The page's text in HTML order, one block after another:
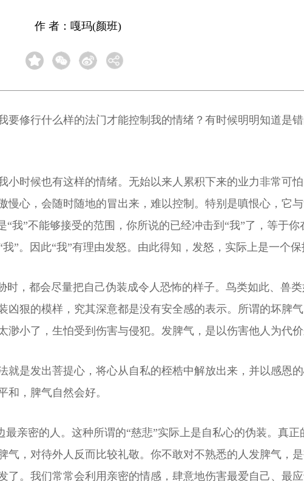
作 者：嘎玛(颜班)
修行什么样的法门才能控制我的情绪？有时候明明知道是
时候也有这样的情绪。无始以来人累积下来的业力非常可
心，会随时随地的冒出来，难以控制。特别是嗔恨心，它
我”不能够接受的范围，你所说的已经冲击到“我”了，等于
”。因此“我”有理由发怒。由此得知，发怒，实际上是一个保
时，都会尽量把自己伪装成令人恐怖的样子。鸟类如此、兽
狠的模样，究其深意都是没有安全感的表示。所谓的坏脾
小了，生怕受到伤害与侵犯。发脾气，是以伤害他人为代价
是发出菩提心，将心从自私的桎梏中解放出来，并以感恩
，脾气自然会好。
亲密的人。这种所谓的“慈悲”实际上是自私心的伪装。真正
，对待外人反而比较礼敬。你不敢对不熟悉的人发脾气，
。我们常常会利用亲密的情感，肆意地伤害最爱自己、最